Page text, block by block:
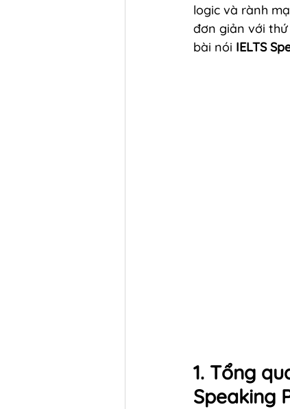
logic và rành
đơn giản với thứ
bài nói IELTS
1. Tổng
Speaking